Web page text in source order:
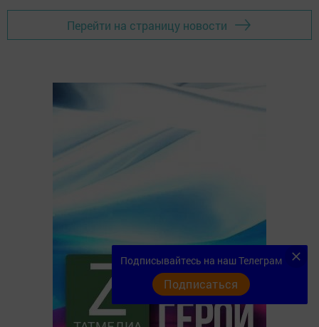
Перейти на страницу новости
Подписывайтесь на наш Телеграм
Подписаться